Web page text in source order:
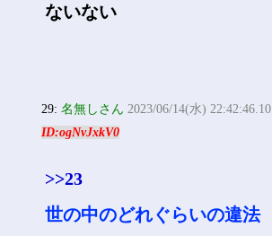
ないない
29:名無しさん 2023/06/14(水) 22:42:46.10
ID:ogNvJxkV0
>>23
世の中のどれぐらいの違法